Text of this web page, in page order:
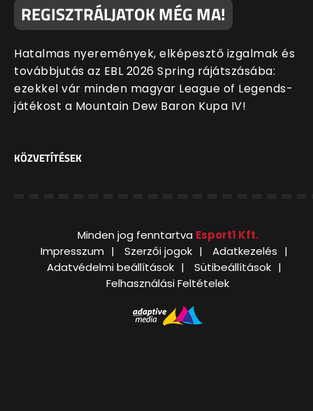
REGISZTRÁLJATOK MÉG MA!
Hatalmas nyeremények, elképesztő izgalmak és
továbbjutás az EBL 2026 Spring rájátszásába:
ezekkel vár minden magyar League of Legends-
játékost a Mountain Dew Baron Kupa IV!
KÖZVETÍTÉSEK
Minden jog fenntartva Esport1 Kft.
Impresszum
Szerzői jogok
Adatkezelés
Adatvédelmi beállítások
Sütibeállítások
Felhasználási Feltételek